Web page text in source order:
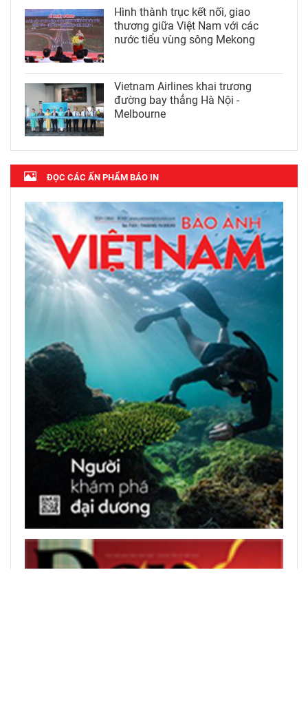
Hình thành trục kết nối, giao
thương giữa Việt Nam với các
nước tiểu vùng sông Mekong
Vietnam Airlines khai trương
đường bay thẳng Hà Nội -
Melbourne
ĐỌC CÁC ẤN PHẨM BÁO IN